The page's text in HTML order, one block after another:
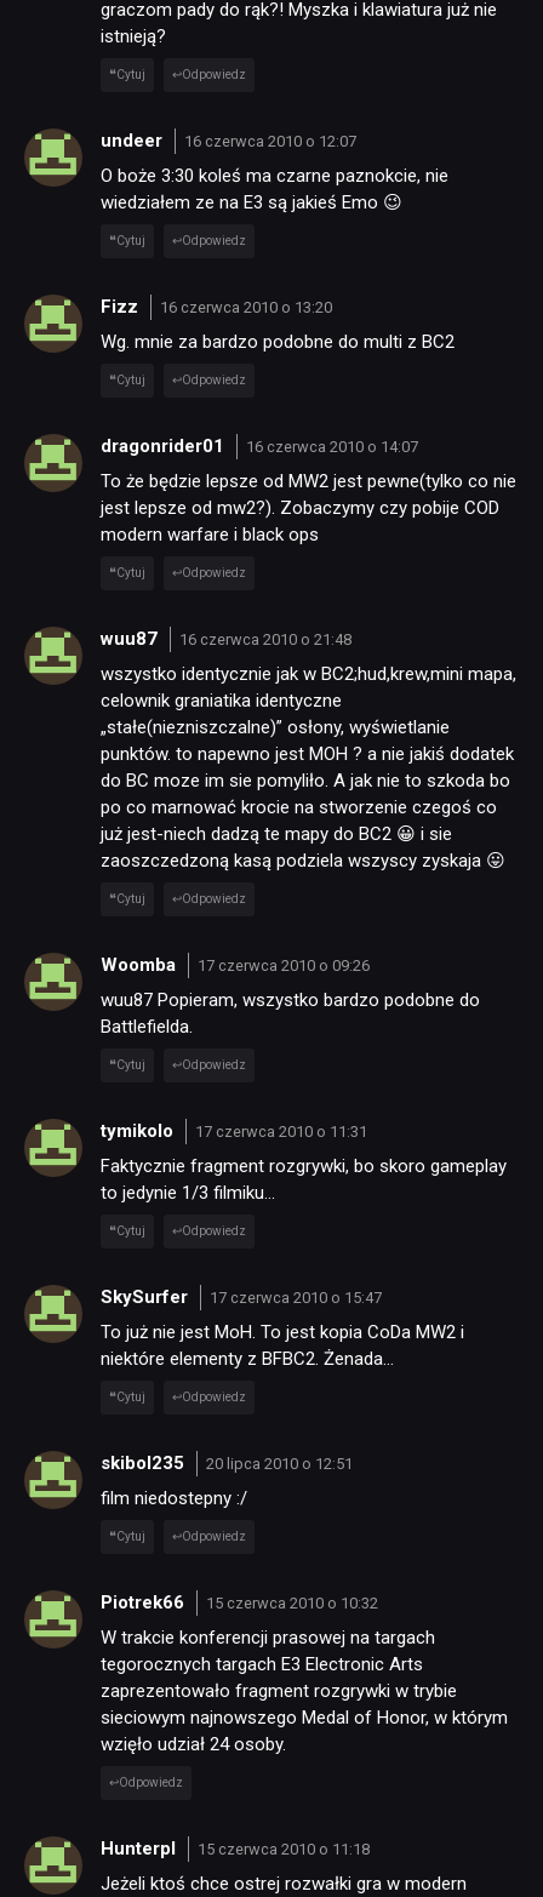
graczom pady do rąk?! Myszka i klawiatura już nie
istnieją?
Cytuj Odpowiedz
undeer 16 czerwca 2010 o 12:07
O boże 3:30 koleś ma czarne paznokcie, nie
wiedziałem ze na E3 są jakieś Emo 😉
Cytuj Odpowiedz
Fizz 16 czerwca 2010 o 13:20
Wg. mnie za bardzo podobne do multi z BC2
Cytuj Odpowiedz
dragonrider01 16 czerwca 2010 o 14:07
To że będzie lepsze od MW2 jest pewne(tylko co nie
jest lepsze od mw2?). Zobaczymy czy pobije COD
modern warfare i black ops
Cytuj Odpowiedz
wuu87 16 czerwca 2010 o 21:48
wszystko identycznie jak w BC2;hud,krew,mini mapa,
celownik graniatika identyczne
„stałe(niezniszczalne)” osłony, wyświetlanie
punktów. to napewno jest MOH ? a nie jakiś dodatek
do BC moze im sie pomyliło. A jak nie to szkoda bo
po co marnować krocie na stworzenie czegoś co
już jest-niech dadzą te mapy do BC2 😀 i sie
zaoszczedzoną kasą podziela wszyscy zyskaja 😛
Cytuj Odpowiedz
Woomba 17 czerwca 2010 o 09:26
wuu87 Popieram, wszystko bardzo podobne do
Battlefielda.
Cytuj Odpowiedz
tymikolo 17 czerwca 2010 o 11:31
Faktycznie fragment rozgrywki, bo skoro gameplay
to jedynie 1/3 filmiku…
Cytuj Odpowiedz
SkySurfer 17 czerwca 2010 o 15:47
To już nie jest MoH. To jest kopia CoDa MW2 i
niektóre elementy z BFBC2. Żenada…
Cytuj Odpowiedz
skibol235 20 lipca 2010 o 12:51
film niedostepny :/
Cytuj Odpowiedz
Piotrek66 15 czerwca 2010 o 10:32
W trakcie konferencji prasowej na targach
tegorocznych targach E3 Electronic Arts
zaprezentowało fragment rozgrywki w trybie
sieciowym najnowszego Medal of Honor, w którym
wzięło udział 24 osoby.
Odpowiedz
Hunterpl 15 czerwca 2010 o 11:18
Jeżeli ktoś chce ostrej rozwałki gra w modern